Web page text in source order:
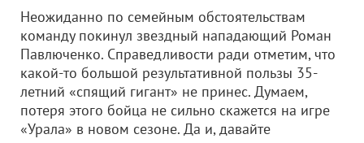
Неожиданно по семейным обстоятельствам
команду покинул звездный нападающий Роман
Павлюченко. Справедливости ради отметим, что
какой-то большой результативной пользы 35-
летний «спящий гигант» не принес. Думаем,
потеря этого бойца не сильно скажется на игре
«Урала» в новом сезоне. Да и, давайте